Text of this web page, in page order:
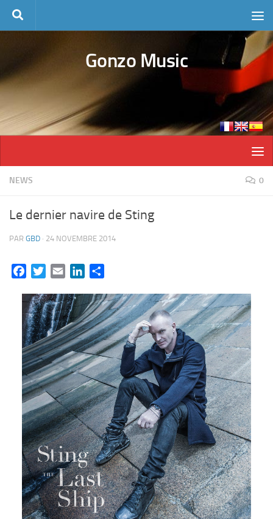
Skip to content
Gonzo Music
NEWS 0
Le dernier navire de Sting
PAR GBD · 24 NOVEMBRE 2014
FacebookTwitterEmail LinkedIn